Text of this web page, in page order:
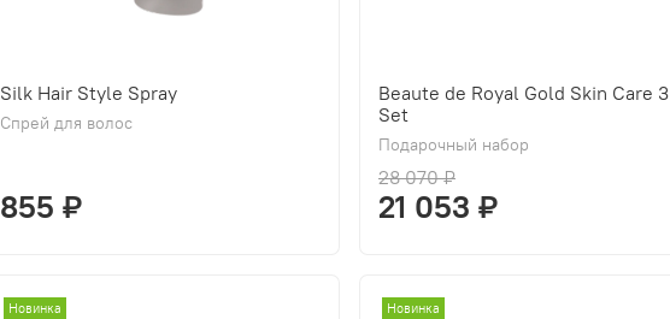
Silk Hair Style Spray
Спрей для волос
855 ₽
Beaute de Royal Gold Skin Care 3
Set
Подарочный набор
28 070 ₽
21 053 ₽
Новинка Новинка